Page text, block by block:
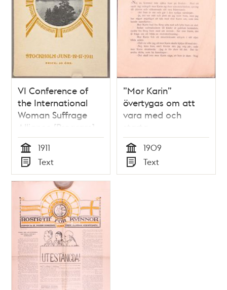
VI Conference of
the International
Woman Suffrage
Alliance [Program]
Tid
1911
Typ
Text
”Mor Karin”
övertygas om att
vara med och
rösträttsförening –
1909
Tid
1909
Typ
Text